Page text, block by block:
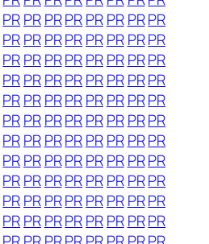
PRPRPRPRPRPR PRPR
PRPRPRPRPRPR PRPR
PRPRPRPRPRPR PRPR
PRPRPRPRPRPR PRPR
PRPRPRPRPRPR PRPR
PRPRPRPRPRPR PRPR
PRPRPRPRPRPR PRPR
PRPRPRPRPRPR PRPR
PRPRPRPRPRPR PRPR
PRPRPRPRPRPR PRPR
PRPRPRPRPRPR PRPR